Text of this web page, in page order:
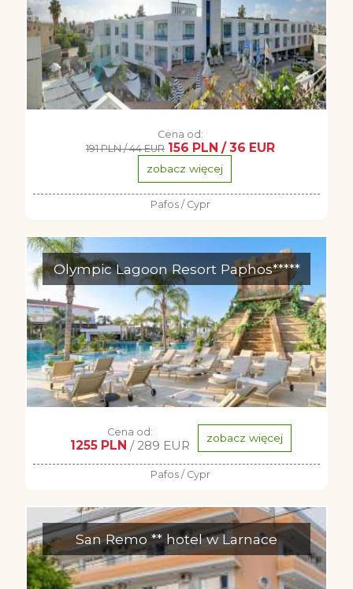
Cena od:
191 PLN / 44 EUR 156 PLN / 36 EUR
zobacz więcej
Pafos / Cypr
Olympic Lagoon Resort Paphos*****
Cena od:
1255 PLN / 289 EUR zobacz więcej
Pafos / Cypr
San Remo ** hotel w Larnace